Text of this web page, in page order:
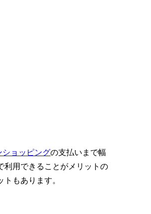
ショッピングの支払いまで幅
利用できることがメリットの
もあります。